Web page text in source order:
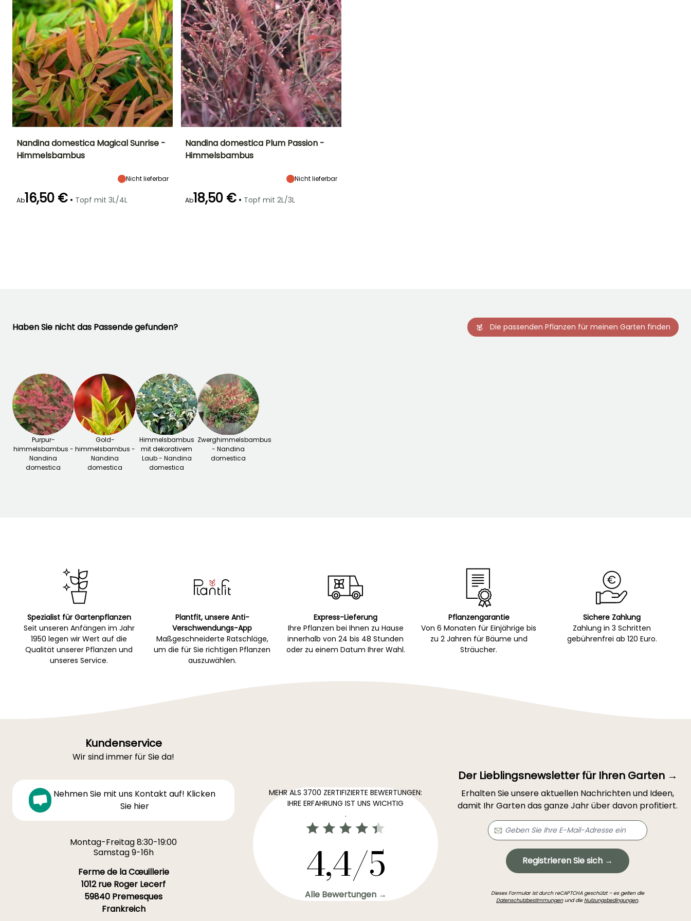
Schatten
Nandina domestica Magical Sunrise -
Himmelsbambus
Nicht lieferbar
Ab16,50 € • Topf mit 3L/4L
Schatten
Nandina domestica Plum Passion -
Himmelsbambus
Nicht lieferbar
Ab18,50 € • Topf mit 2L/3L
Haben Sie nicht das Passende gefunden? Die passenden Pflanzen für meinen Garten finden
Purpur-
himmelsbambus -
Nandina
domestica
Gold-
himmelsbambus -
Nandina
domestica
Himmelsbambus
mit dekorativem
Laub - Nandina
domestica
Zwerghimmelsbambus
- Nandina
domestica
Spezialist für Gartenpflanzen
Seit unseren Anfängen im Jahr
1950 legen wir Wert auf die
Qualität unserer Pflanzen und
unseres Service.
Plantfit, unsere Anti-
Verschwendungs-App
Maßgeschneiderte Ratschläge,
um die für Sie richtigen Pflanzen
auszuwählen.
Express-Lieferung
Ihre Pflanzen bei Ihnen zu Hause
innerhalb von 24 bis 48 Stunden
oder zu einem Datum Ihrer Wahl.
Pflanzengarantie
Von 6 Monaten für Einjährige bis
zu 2 Jahren für Bäume und
Sträucher.
Sichere Zahlung
Zahlung in 3 Schritten
gebührenfrei ab 120 Euro.
Kundenservice
Wir sind immer für Sie da!
Nehmen Sie mit uns Kontakt auf! Klicken
Sie hier
Montag-Freitag 8:30-19:00
Samstag 9-16h
Ferme de la Cœuillerie
1012 rue Roger Lecerf
59840 Premesques
Frankreich
MEHR ALS 3700 ZERTIFIZIERTE BEWERTUNGEN:
IHRE ERFAHRUNG IST UNS WICHTIG
.
4,4/5
Alle Bewertungen →
Der Lieblingsnewsletter für Ihren Garten →
Erhalten Sie unsere aktuellen Nachrichten und Ideen,
damit Ihr Garten das ganze Jahr über davon profitiert.
Registrieren Sie sich →
Dieses Formular ist durch reCAPTCHA geschützt – es gelten die
Datenschutzbestimmungenund dieNutzungsbedingungen.